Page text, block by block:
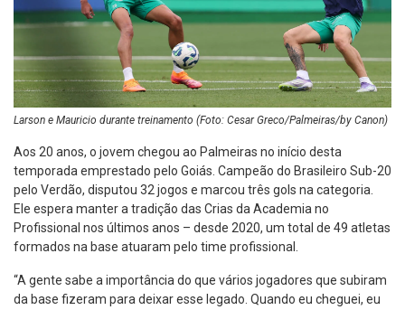
Larson e Mauricio durante treinamento (Foto: Cesar Greco/Palmeiras/by Canon)
Aos 20 anos, o jovem chegou ao Palmeiras no início desta
temporada emprestado pelo Goiás. Campeão do Brasileiro Sub-20
pelo Verdão, disputou 32 jogos e marcou três gols na categoria.
Ele espera manter a tradição das Crias da Academia no
Profissional nos últimos anos – desde 2020, um total de 49 atletas
formados na base atuaram pelo time profissional.
“A gente sabe a importância do que vários jogadores que subiram
da base fizeram para deixar esse legado. Quando eu cheguei, eu